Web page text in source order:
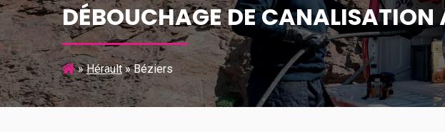
DÉBOUCHAGE DE CANALISATION
»Hérault»Béziers